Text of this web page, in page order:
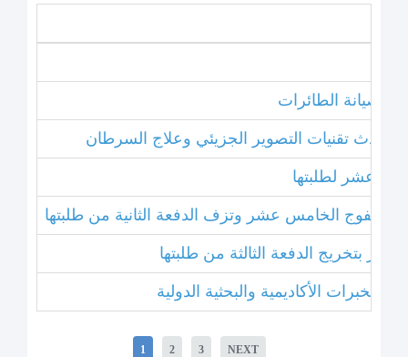
صيانة الطائرات
أحدث تقنيات التصوير الجزيئي وعلاج السرطان
عشر لطلبتها
الفوج الخامس عشر وتزف الدفعة الثانية من طلبتها
بتخريج الدفعة الثالثة من طلبتها
1 2 3 NEXT